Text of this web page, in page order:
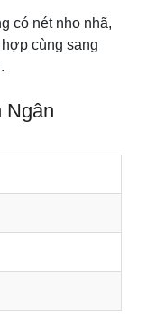
có nét nho nhã,
cùng sang
Ngân